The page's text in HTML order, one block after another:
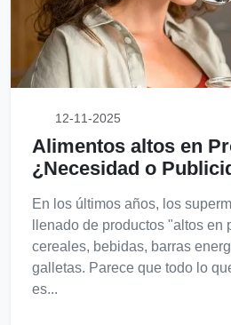
12-11-2025
Alimentos altos en
¿Necesidad o
En los últimos años, los
llenado de productos "altos en
cereales, bebidas, barras
galletas. Parece que todo lo
es...